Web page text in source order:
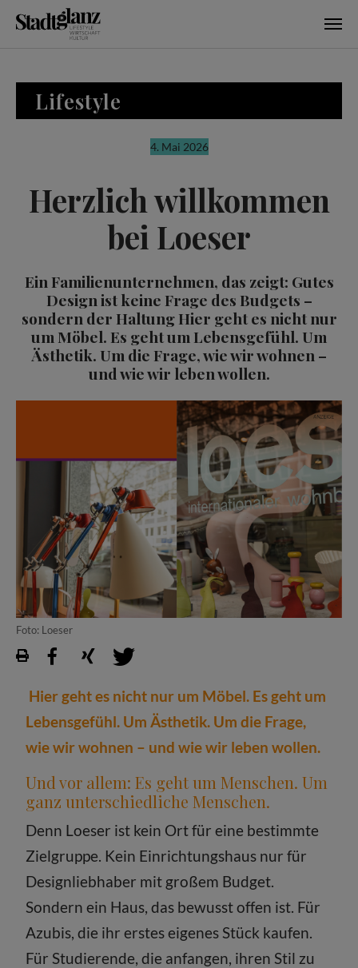
Lifestyle
4. Mai 2026
Herzlich willkommen
bei Loeser
Ein Familienunternehmen, das zeigt: Gutes
Design ist keine Frage des Budgets –
sondern der Haltung Hier geht es nicht nur
um Möbel. Es geht um Lebensgefühl. Um
Ästhetik. Um die Frage, wie wir wohnen –
und wie wir leben wollen.
Foto: Loeser
Hier geht es nicht nur um Möbel. Es geht um
Lebensgefühl. Um Ästhetik. Um die Frage,
wie wir wohnen – und wie wir leben wollen.
Und vor allem: Es geht um Menschen. Um
ganz unterschiedliche Menschen.
Denn Loeser ist kein Ort für eine bestimmte
Zielgruppe. Kein Einrichtungshaus nur für
Designliebhaber mit großem Budget.
Sondern ein Haus, das bewusst offen ist. Für
Azubis, die ihr erstes eigenes Stück kaufen.
Für Studierende, die anfangen, ihren Stil zu